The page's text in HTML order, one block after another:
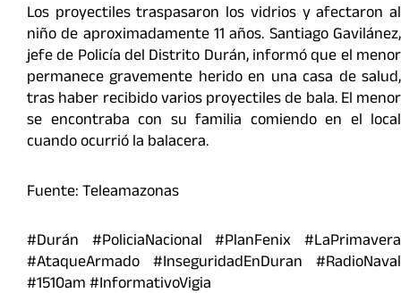
Los proyectiles traspasaron los vidrios y afectaron al
niño de aproximadamente 11 años. Santiago Gavilánez,
jefe de Policía del Distrito Durán, informó que el menor
permanece gravemente herido en una casa de salud,
tras haber recibido varios proyectiles de bala. El menor
se encontraba con su familia comiendo en el local
cuando ocurrió la balacera.
Fuente: Teleamazonas
#Durán #PoliciaNacional #PlanFenix #LaPrimavera
#AtaqueArmado #InseguridadEnDuran #RadioNaval
#1510am #InformativoVigia